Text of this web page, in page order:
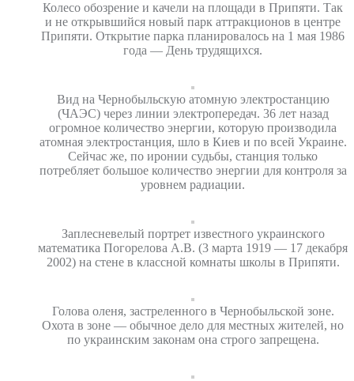
Колесо обозрение и качели на площади в Припяти. Так
и не открывшийся новый парк аттракционов в центре
Припяти. Открытие парка планировалось на 1 мая 1986
года — День трудящихся.
Вид на Чернобыльскую атомную электростанцию
(ЧАЭС) через линии электропередач. 36 лет назад
огромное количество энергии, которую производила
атомная электростанция, шло в Киев и по всей Украине.
Сейчас же, по иронии судьбы, станция только
потребляет большое количество энергии для контроля за
уровнем радиации.
Заплесневелый портрет известного украинского
математика Погорелова А.В. (3 марта 1919 — 17 декабря
2002) на стене в классной комнаты школы в Припяти.
Голова оленя, застреленного в Чернобыльской зоне.
Охота в зоне — обычное дело для местных жителей, но
по украинским законам она строго запрещена.